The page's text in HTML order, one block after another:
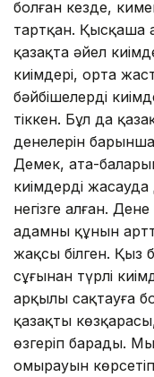
болған кезде,
тартқан. Қысқаша
қазақта әйел
киімдері, орта
бәйбішелердің
тіккен. Бұл да
денелерін
Демек, ата-
киімдерді жасауда
негізге алған.
адамның құнын
жақсы білген. Қыз
сұғынан түрлі
арқылы сақтауға
қазақтың
өзгеріп барады.
омырауын